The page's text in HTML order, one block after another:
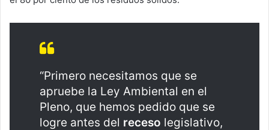
“Primero necesitamos que se
apruebe la Ley Ambiental en el
Pleno, que hemos pedido que se
logre antes del receso legislativo,